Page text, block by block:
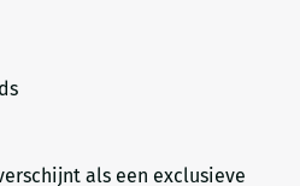
als een exclusieve